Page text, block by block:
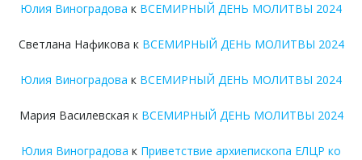
Юлия Виноградова к ВСЕМИРНЫЙ ДЕНЬ МОЛИТВЫ 2024
Светлана Нафикова к ВСЕМИРНЫЙ ДЕНЬ МОЛИТВЫ 2024
Юлия Виноградова к ВСЕМИРНЫЙ ДЕНЬ МОЛИТВЫ 2024
Мария Василевская к ВСЕМИРНЫЙ ДЕНЬ МОЛИТВЫ 2024
Юлия Виноградова к Приветствие архиепископа ЕЛЦР ко